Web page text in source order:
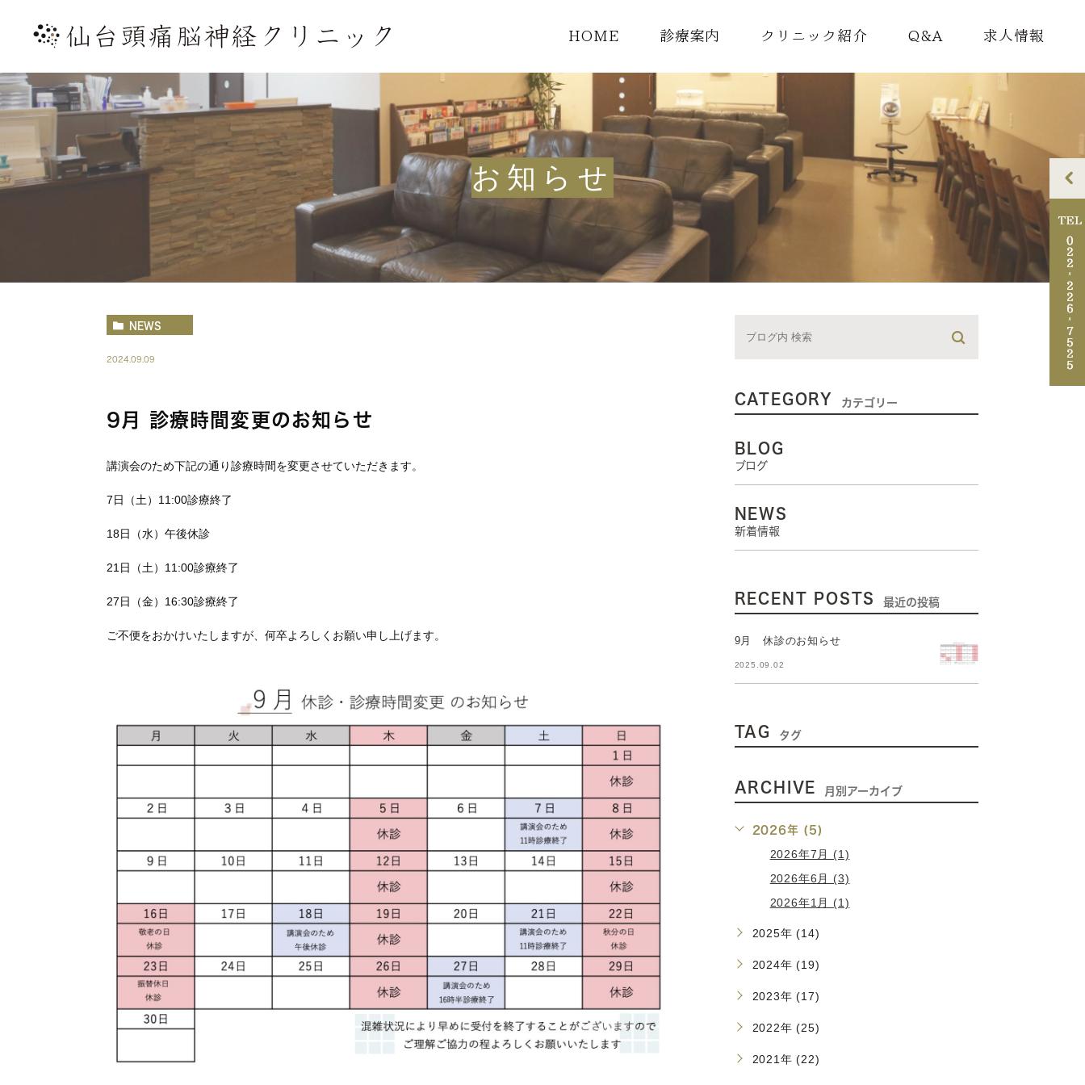
HOME 診療案内
診療一覧
頭痛外来
MRI検査
クリニック紹介
ドクター紹介
院内紹介
アクセス・診療時間
Q&A 求人情報
お知らせ
NEWS
2024.09.09
9月 診療時間変更のお知らせ
講演会のため下記の通り診療時間を変更させていただきます。
7日（土）11:00診療終了
18日（水）午後休診
21日（土）11:00診療終了
27日（金）16:30診療終了
ご不便をおかけいたしますが、何卒よろしくお願い申し上げます。
CATEGORY カテゴリー
BLOG
ブログ
NEWS
新着情報
RECENT POSTS 最近の投稿
9月 休診のお知らせ
2025.09.02
TAG タグ
ARCHIVE 月別アーカイブ
2026年 (5)
2026年7月 (1)
2026年6月 (3)
2026年1月 (1)
2025年 (14)
2024年 (19)
2023年 (17)
2022年 (25)
2021年 (22)